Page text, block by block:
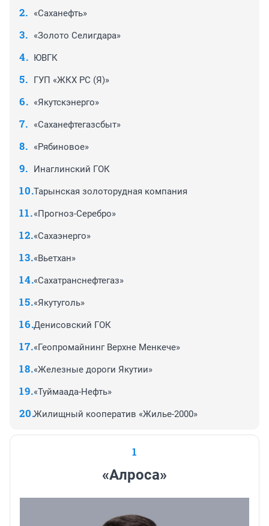
«Саханефть»
«Золото Селигдара»
ЮВГК
ГУП «ЖКХ РС (Я)»
«Якутскэнерго»
«Саханефтегазсбыт»
«Рябиновое»
Инаглинский ГОК
Тарынская золоторудная компания
«Прогноз-Серебро»
«Сахаэнерго»
«Вьетхан»
«Сахатранснефтегаз»
«Якутуголь»
Денисовский ГОК
«Геопромайнинг Верхне Менкече»
«Железные дороги Якутии»
«Туймаада-Нефть»
Жилищный кооператив «Жилье-2000»
1
«Алроса»